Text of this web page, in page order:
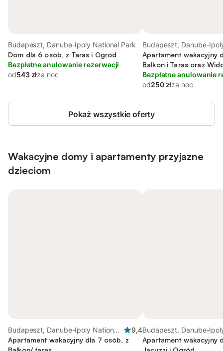
Budapeszt, Danube-Ipoly National Park
Dom dla 6 osób, z Taras i Ogród
Bezpłatne anulowanie rezerwacji
od543 złza noc
Budapeszt, Danube-
Park
Apartament wakacyjny
Balkon i Taras oraz
Bezpłatne anulowanie
od250 złza noc
Pokaż wszystkie oferty
Wakacyjne domy i apartamenty przyjazne
dzieciom
Budapeszt, Danube-Ipoly National
Park
9,4
Apartament wakacyjny dla 7 osób, z
Budapeszt, Danube-
Park
Apartament wakacyjny